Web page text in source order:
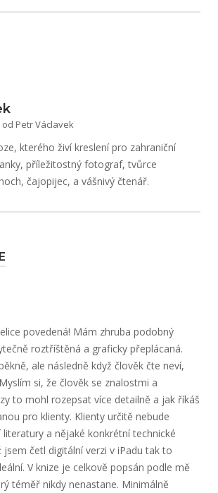
Petr Václavek
kterého živí kreslení pro zahraniční
příležitostný fotograf, tvůrce
čajopijec, a vášnivý čtenář.
povedená! Mám zhruba podobný
roztříštěná a graficky přeplácaná.
ale následně když člověk čte neví,
si, že člověk se znalostmi a
to mohl rozepsat více detailně a jak říkáš
pro klienty. Klienty určitě nebude
a nějaké konkrétní technické
jsem četl digitální verzi v iPadu tak to
V knize je celkově popsán podle mě
téměř nikdy nenastane. Minimálně